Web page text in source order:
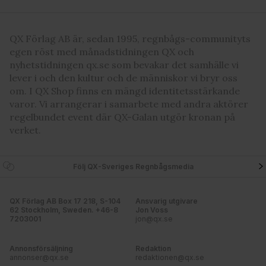
QX Förlag AB är, sedan 1995, regnbågs-communityts
egen röst med månadstidningen QX och
nyhetstidningen qx.se som bevakar det samhälle vi
lever i och den kultur och de människor vi bryr oss
om. I QX Shop finns en mängd identitetsstärkande
varor. Vi arrangerar i samarbete med andra aktörer
regelbundet event där QX-Galan utgör kronan på
verket.
Följ QX-Sveriges Regnbågsmedia
QX Förlag AB Box 17 218, S-104
62 Stockholm, Sweden. +46-8
7203001
Ansvarig utgivare
Jon Voss
jon@qx.se
Annonsförsäljning
annonser@qx.se
Redaktion
redaktionen@qx.se